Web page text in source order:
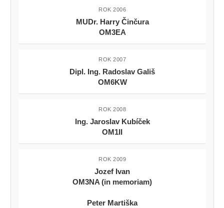
ROK 2006
MUDr. Harry Činčura
OM3EA
ROK 2007
Dipl. Ing. Radoslav Gališ
OM6KW
ROK 2008
Ing. Jaroslav Kubíček
OM1II
ROK 2009
Jozef Ivan
OM3NA (in memoriam)
Peter Martiška